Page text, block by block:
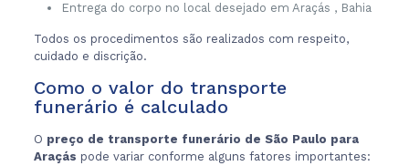
Entrega do corpo no local desejado em Araçás , Bahia
Todos os procedimentos são realizados com respeito,
cuidado e discrição.
Como o valor do transporte
funerário é calculado
O preço de transporte funerário de São Paulo para
Araçás pode variar conforme alguns fatores importantes: